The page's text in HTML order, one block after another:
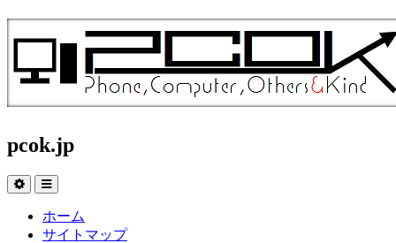
pcok.jp
ホーム
サイトマップ